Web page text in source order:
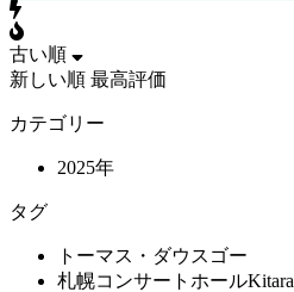
古い順
新しい順 最高評価
カテゴリー
2025年
タグ
トーマス・ダウスゴー
札幌コンサートホールKitara